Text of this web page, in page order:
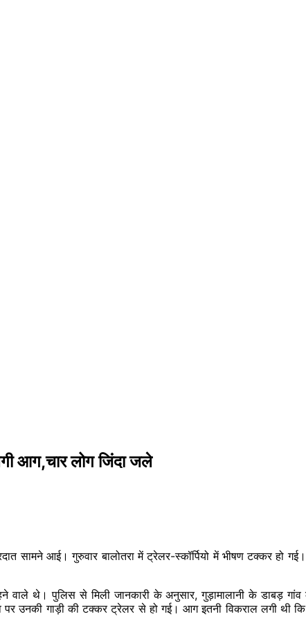
आग,चार लोग जिंदा जले
आई। गुरुवार बालोतरा में ट्रेलर-स्कॉर्पियो में भीषण टक्कर हो गई।
थे। पुलिस से मिली जानकारी के अनुसार, गुड़ामालानी के डाबड़ गांव
उनकी गाड़ी की टक्कर ट्रेलर से हो गई। आग इतनी विकराल लगी थी